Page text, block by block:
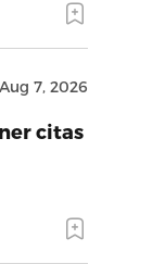
Aug 7, 2026
citas